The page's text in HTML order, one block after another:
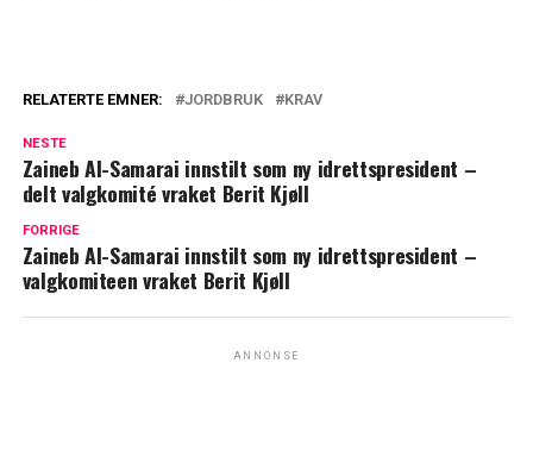
RELATERTE EMNER: JORDBRUK KRAV
NESTE
Zaineb Al-Samarai innstilt som ny idrettspresident –
delt valgkomité vraket Berit Kjøll
FORRIGE
Zaineb Al-Samarai innstilt som ny idrettspresident –
valgkomiteen vraket Berit Kjøll
ANNONSE